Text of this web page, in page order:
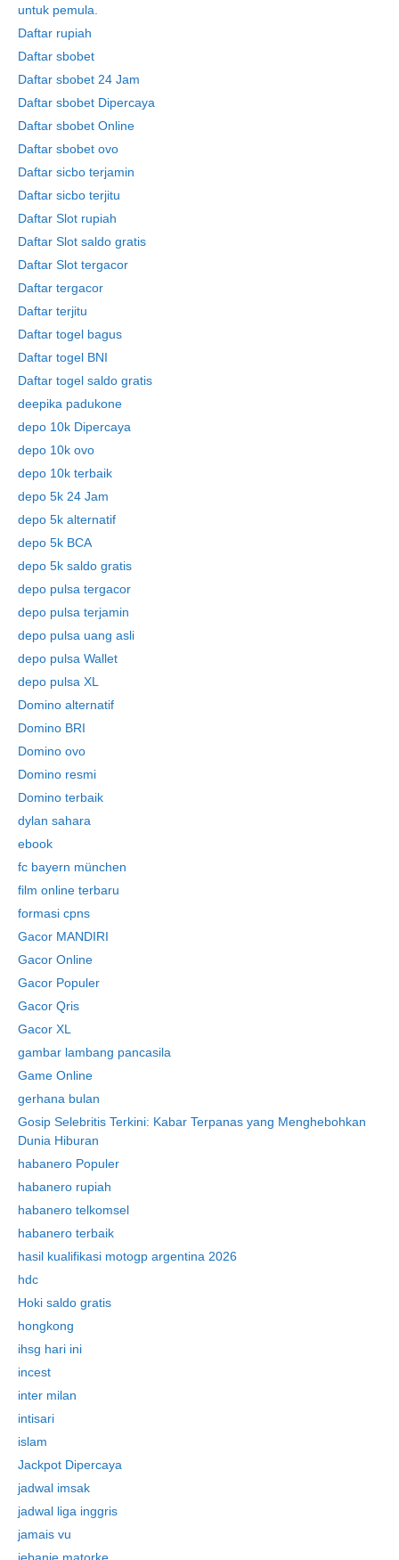
untuk pemula.
Daftar rupiah
Daftar sbobet
Daftar sbobet 24 Jam
Daftar sbobet Dipercaya
Daftar sbobet Online
Daftar sbobet ovo
Daftar sicbo terjamin
Daftar sicbo terjitu
Daftar Slot rupiah
Daftar Slot saldo gratis
Daftar Slot tergacor
Daftar tergacor
Daftar terjitu
Daftar togel bagus
Daftar togel BNI
Daftar togel saldo gratis
deepika padukone
depo 10k Dipercaya
depo 10k ovo
depo 10k terbaik
depo 5k 24 Jam
depo 5k alternatif
depo 5k BCA
depo 5k saldo gratis
depo pulsa tergacor
depo pulsa terjamin
depo pulsa uang asli
depo pulsa Wallet
depo pulsa XL
Domino alternatif
Domino BRI
Domino ovo
Domino resmi
Domino terbaik
dylan sahara
ebook
fc bayern münchen
film online terbaru
formasi cpns
Gacor MANDIRI
Gacor Online
Gacor Populer
Gacor Qris
Gacor XL
gambar lambang pancasila
Game Online
gerhana bulan
Gosip Selebritis Terkini: Kabar Terpanas yang Menghebohkan
Dunia Hiburan
habanero Populer
habanero rupiah
habanero telkomsel
habanero terbaik
hasil kualifikasi motogp argentina 2026
hdc
Hoki saldo gratis
hongkong
ihsg hari ini
incest
inter milan
intisari
islam
Jackpot Dipercaya
jadwal imsak
jadwal liga inggris
jamais vu